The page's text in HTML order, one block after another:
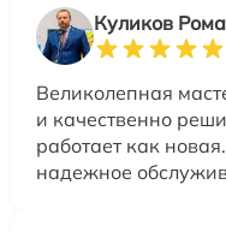
Куликов
Великолепная
и качественно
работает как
надежное